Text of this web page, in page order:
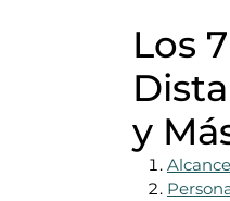
Los
y